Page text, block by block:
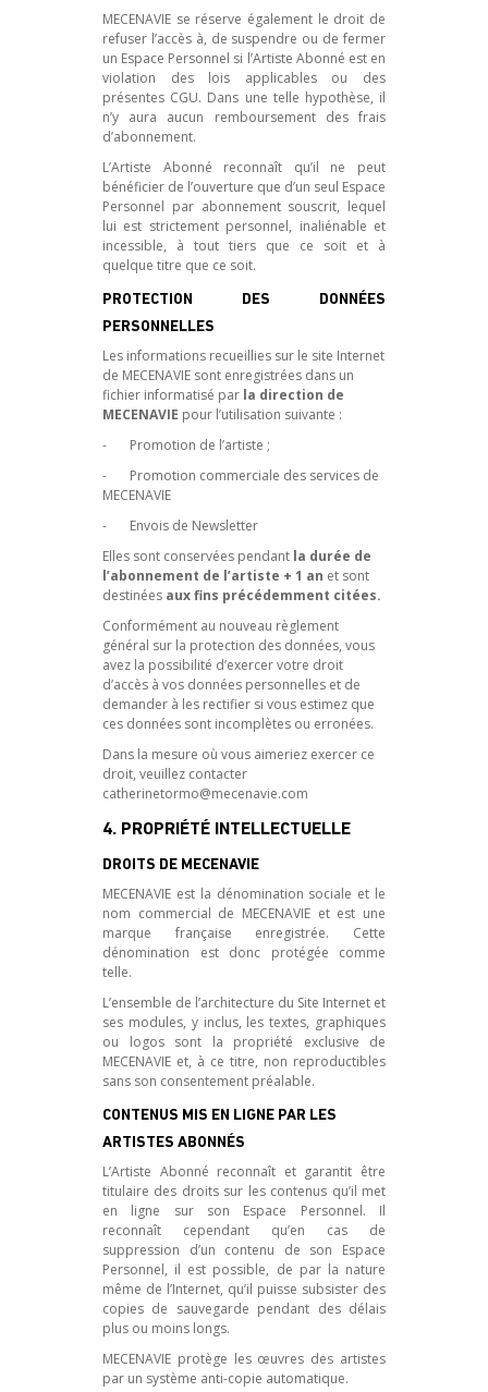
MECENAVIE se réserve également le droit de
refuser l’accès à, de suspendre ou de fermer
un Espace Personnel si l’Artiste Abonné est en
violation des lois applicables ou des
présentes CGU. Dans une telle hypothèse, il
n’y aura aucun remboursement des frais
d’abonnement.
L’Artiste Abonné reconnaît qu’il ne peut
bénéficier de l’ouverture que d’un seul Espace
Personnel par abonnement souscrit, lequel
lui est strictement personnel, inaliénable et
incessible, à tout tiers que ce soit et à
quelque titre que ce soit.
PROTECTION DES DONNÉES
PERSONNELLES
Les informations recueillies sur le site Internet
de MECENAVIE sont enregistrées dans un
fichier informatisé par la direction de
MECENAVIE pour l’utilisation suivante :
- Promotion de l’artiste ;
- Promotion commerciale des services de
MECENAVIE
- Envois de Newsletter
Elles sont conservées pendant la durée de
l’abonnement de l’artiste + 1 an et sont
destinées aux fins précédemment citées.
Conformément au nouveau règlement
général sur la protection des données, vous
avez la possibilité d’exercer votre droit
d’accès à vos données personnelles et de
demander à les rectifier si vous estimez que
ces données sont incomplètes ou erronées.
Dans la mesure où vous aimeriez exercer ce
droit, veuillez contacter
catherinetormo@mecenavie.com
4. PROPRIÉTÉ INTELLECTUELLE
DROITS DE MECENAVIE
MECENAVIE est la dénomination sociale et le
nom commercial de MECENAVIE et est une
marque française enregistrée. Cette
dénomination est donc protégée comme
telle.
L’ensemble de l’architecture du Site Internet et
ses modules, y inclus, les textes, graphiques
ou logos sont la propriété exclusive de
MECENAVIE et, à ce titre, non reproductibles
sans son consentement préalable.
CONTENUS MIS EN LIGNE PAR LES
ARTISTES ABONNÉS
L’Artiste Abonné reconnaît et garantit être
titulaire des droits sur les contenus qu’il met
en ligne sur son Espace Personnel. Il
reconnaît cependant qu’en cas de
suppression d’un contenu de son Espace
Personnel, il est possible, de par la nature
même de l’Internet, qu’il puisse subsister des
copies de sauvegarde pendant des délais
plus ou moins longs.
MECENAVIE protège les œuvres des artistes
par un système anti-copie automatique.